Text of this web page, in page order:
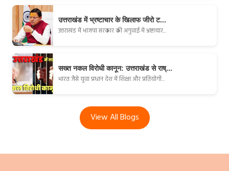
उत्तराखंड में भ्रष्टाचार के खिलाफ जीरो ट...
उत्तराखंड में भाजपा सरकार की अगुवाई में भ्रष्टाचार...
सख्त नकल विरोधी कानून: उत्तराखंड से राष्...
भारत जैसे युवा प्रधान देश में शिक्षा और प्रतियोगी...
View All Blogs